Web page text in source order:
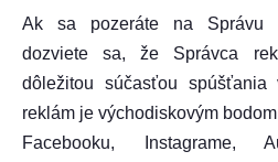
Ak sa pozeráte na Správu
dozviete sa, že Správca
dôležitou súčasťou spúšťania
reklám je východiskovým
Facebooku, Instagrame,